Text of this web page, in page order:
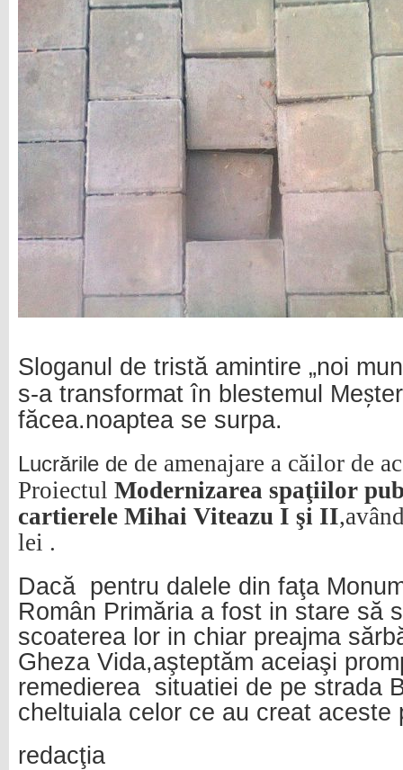
Sloganul de tristă amintire „noi
s-a transformat în blestemul Meș
făcea.noaptea se surpa.
Lucrările de de amenajare a căilor de
Proiectul Modernizarea spaţiilor
cartierele Mihai Viteazu I şi II
lei .
Dacă pentru dalele din faţa
Român Primăria a fost in stare să
scoaterea lor in chiar preajma
Gheza Vida,aşteptăm aceiaşi
remedierea situatiei de pe strada
cheltuiala celor ce au creat aceste
redacţia